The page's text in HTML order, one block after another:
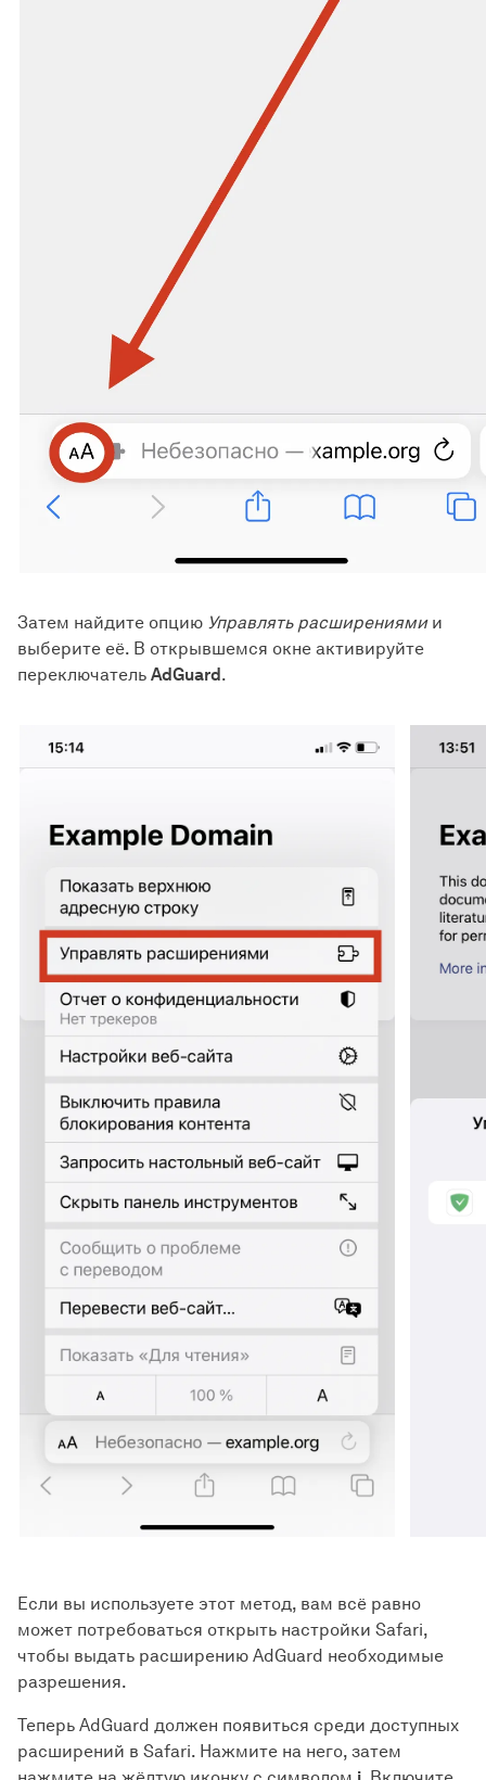
Затем найдите опцию Управлять расширениямии
выберите её. В открывшемся окне активируйте
переключатель AdGuard.
Если вы используете этот метод, вам всё равно
может потребоваться открыть настройки Safari,
чтобы выдать расширению AdGuard необходимые
разрешения.
Теперь AdGuard должен появиться среди доступных
расширений в Safari. Нажмите на него, затем